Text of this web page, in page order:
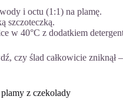
i octu (1:1) na plamę.
szczoteczką.
w 40°C z dodatkiem
czy ślad całkowicie zniknął
z czekolady